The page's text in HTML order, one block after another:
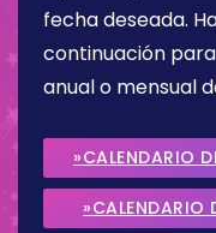
fecha deseada.
continuación
anual o mensual
»CALENDARIO
»CALENDARIO